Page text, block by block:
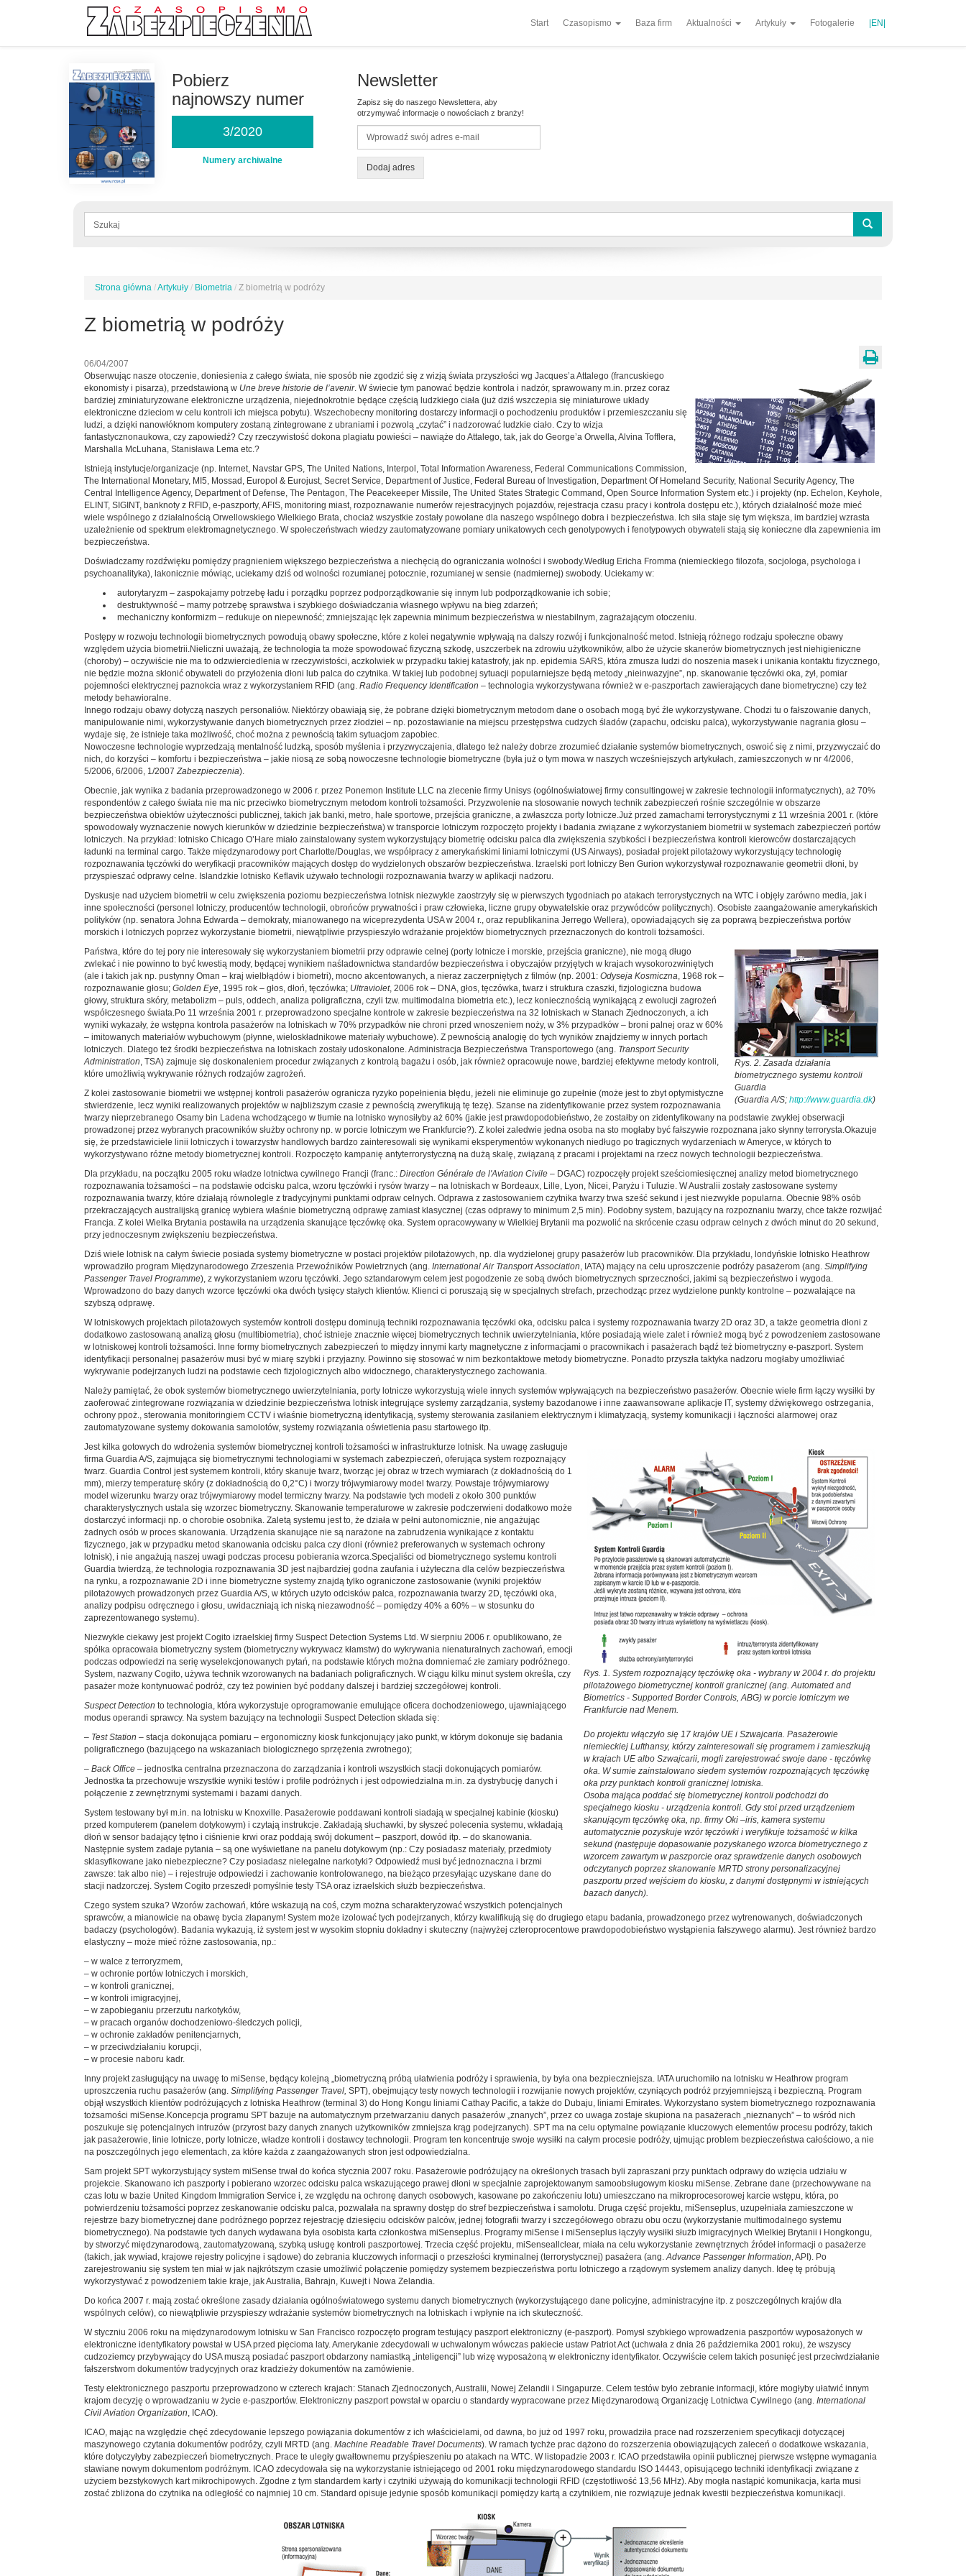
Start Czasopismo Baza firm Aktualności Artykuły Fotogalerie |EN|
Pobierz
najnowszy numer
3/2020
Numery archiwalne
Newsletter
Zapisz się do naszego Newslettera, aby
otrzymywać informacje o nowościach z branży!
Dodaj adres
Formularz
Jesteś
Strona główna /Artykuły / Biometria / Z biometrią w podróży
Z biometrią w podróży
06/04/2007
Obserwując nasze otoczenie, doniesienia z całego świata, nie sposób nie zgodzić się z wizją świata przyszłości wg Jacques’a Attalego (francuskiego
ekonomisty i pisarza), przedstawioną w Une breve historie de l’avenir. W świecie tym panować będzie kontrola i nadzór, sprawowany m.in. przez coraz
bardziej zminiaturyzowane elektroniczne urządzenia, niejednokrotnie będące częścią ludzkiego ciała (już dziś wszczepia się miniaturowe układy
elektroniczne dzieciom w celu kontroli ich miejsca pobytu). Wszechobecny monitoring dostarczy informacji o pochodzeniu produktów i przemieszczaniu się
ludzi, a dzięki nanowłóknom komputery zostaną zintegrowane z ubraniami i pozwolą „czytać” i nadzorować ludzkie ciało. Czy to wizja
fantastycznonaukowa, czy zapowiedź? Czy rzeczywistość dokona plagiatu powieści – nawiąże do Attalego, tak, jak do George’a Orwella, Alvina Tofflera,
Marshalla McLuhana, Stanisława Lema etc.?
Istnieją instytucje/organizacje (np. Internet, Navstar GPS, The United Nations, Interpol, Total Information Awareness, Federal Communications Commission,
The International Monetary, MI5, Mossad, Europol & Eurojust, Secret Service, Department of Justice, Federal Bureau of Investigation, Department Of Homeland Security, National Security Agency, The
Central Intelligence Agency, Department of Defense, The Pentagon, The Peacekeeper Missile, The United States Strategic Command, Open Source Information System etc.) i projekty (np. Echelon, Keyhole,
ELINT, SIGINT, banknoty z RFID, e-paszporty, AFIS, monitoring miast, rozpoznawanie numerów rejestracyjnych pojazdów, rejestracja czasu pracy i kontrola dostępu etc.), których działalność może mieć
wiele wspólnego z działalnością Orwellowskiego Wielkiego Brata, chociaż wszystkie zostały powołane dla naszego wspólnego dobra i bezpieczeństwa. Ich siła staje się tym większa, im bardziej wzrasta
uzależnienie od spektrum elektromagnetycznego. W społeczeństwach wiedzy zautomatyzowane pomiary unikatowych cech genotypowych i fenotypowych obywateli stają się konieczne dla zapewnienia im
bezpieczeństwa.
Doświadczamy rozdźwięku pomiędzy pragnieniem większego bezpieczeństwa a niechęcią do ograniczania wolności i swobody.Według Ericha Fromma (niemieckiego filozofa, socjologa, psychologa i
psychoanalityka), lakonicznie mówiąc, uciekamy dziś od wolności rozumianej potocznie, rozumianej w sensie (nadmiernej) swobody. Uciekamy w:
autorytaryzm – zaspokajamy potrzebę ładu i porządku poprzez podporządkowanie się innym lub podporządkowanie ich sobie;
destruktywność – mamy potrzebę sprawstwa i szybkiego doświadczania własnego wpływu na bieg zdarzeń;
mechaniczny konformizm – redukuje on niepewność; zmniejszając lęk zapewnia minimum bezpieczeństwa w niestabilnym, zagrażającym otoczeniu.
Postępy w rozwoju technologii biometrycznych powodują obawy społeczne, które z kolei negatywnie wpływają na dalszy rozwój i funkcjonalność metod. Istnieją różnego rodzaju społeczne obawy
względem użycia biometrii.Nieliczni uważają, że technologia ta może spowodować fizyczną szkodę, uszczerbek na zdrowiu użytkowników, albo że użycie skanerów biometrycznych jest niehigieniczne
(choroby) – oczywiście nie ma to odzwierciedlenia w rzeczywistości, aczkolwiek w przypadku takiej katastrofy, jak np. epidemia SARS, która zmusza ludzi do noszenia masek i unikania kontaktu fizycznego,
nie będzie można skłonić obywateli do przyłożenia dłoni lub palca do czytnika. W takiej lub podobnej sytuacji popularniejsze będą metody „nieinwazyjne”, np. skanowanie tęczówki oka, żył, pomiar
pojemności elektrycznej paznokcia wraz z wykorzystaniem RFID (ang. Radio Frequency Identification – technologia wykorzystywana również w e-paszportach zawierających dane biometryczne) czy też
metody behawioralne.
Innego rodzaju obawy dotyczą naszych personaliów. Niektórzy obawiają się, że pobrane dzięki biometrycznym metodom dane o osobach mogą być źle wykorzystywane. Chodzi tu o fałszowanie danych,
manipulowanie nimi, wykorzystywanie danych biometrycznych przez złodziei – np. pozostawianie na miejscu przestępstwa cudzych śladów (zapachu, odcisku palca), wykorzystywanie nagrania głosu –
wydaje się, że istnieje taka możliwość, choć można z pewnością takim sytuacjom zapobiec.
Nowoczesne technologie wyprzedzają mentalność ludzką, sposób myślenia i przyzwyczajenia, dlatego też należy dobrze zrozumieć działanie systemów biometrycznych, oswoić się z nimi, przyzwyczaić do
nich, do korzyści – komfortu i bezpieczeństwa – jakie niosą ze sobą nowoczesne technologie biometryczne (była już o tym mowa w naszych wcześniejszych artykułach, zamieszczonych w nr 4/2006,
5/2006, 6/2006, 1/2007Zabezpieczenia).
Obecnie, jak wynika z badania przeprowadzonego w 2006 r. przez Ponemon Institute LLC na zlecenie firmy Unisys (ogólnoświatowej firmy consultingowej w zakresie technologii informatycznych), aż 70%
respondentów z całego świata nie ma nic przeciwko biometrycznym metodom kontroli tożsamości. Przyzwolenie na stosowanie nowych technik zabezpieczeń rośnie szczególnie w obszarze
bezpieczeństwa obiektów użyteczności publicznej, takich jak banki, metro, hale sportowe, przejścia graniczne, a zwłaszcza porty lotnicze.Już przed zamachami terrorystycznymi z 11 września 2001 r. (które
spowodowały wyznaczenie nowych kierunków w dziedzinie bezpieczeństwa) w transporcie lotniczym rozpoczęto projekty i badania związane z wykorzystaniem biometrii w systemach zabezpieczeń portów
lotniczych. Na przykład: lotnisko Chicago O’Hare miało zainstalowany system wykorzystujący biometrię odcisku palca dla zwiększenia szybkości i bezpieczeństwa kontroli kierowców dostarczających
ładunki na terminal cargo. Także międzynarodowy port Charlotte/Douglas, we współpracy z amerykańskimi liniami lotniczymi (US Airways), posiadał projekt pilotażowy wykorzystujący technologię
rozpoznawania tęczówki do weryfikacji pracowników mających dostęp do wydzielonych obszarów bezpieczeństwa. Izraelski port lotniczy Ben Gurion wykorzystywał rozpoznawanie geometrii dłoni, by
przyspieszać odprawy celne. Islandzkie lotnisko Keflavik używało technologii rozpoznawania twarzy w aplikacji nadzoru.
Dyskusje nad użyciem biometrii w celu zwiększenia poziomu bezpieczeństwa lotnisk niezwykle zaostrzyły się w pierwszych tygodniach po atakach terrorystycznych na WTC i objęły zarówno media, jak i
inne społeczności (personel lotniczy, producentów technologii, obrońców prywatności i praw człowieka, liczne grupy obywatelskie oraz przywódców politycznych). Osobiste zaangażowanie amerykańskich
polityków (np. senatora Johna Edwarda – demokraty, mianowanego na wiceprezydenta USA w 2004 r., oraz republikanina Jerrego Wellera), opowiadających się za poprawą bezpieczeństwa portów
morskich i lotniczych poprzez wykorzystanie biometrii, niewątpliwie przyspieszyło wdrażanie projektów biometrycznych przeznaczonych do kontroli tożsamości.
Rys. 2. Zasada działania
biometrycznego systemu kontroli
Guardia
(Guardia A/S; http://www.guardia.dk)
Państwa, które do tej pory nie interesowały się wykorzystaniem biometrii przy odprawie celnej (porty lotnicze i morskie, przejścia graniczne), nie mogą długo
zwlekać i nie powinno to być kwestią mody, będącej wynikiem naśladownictwa standardów bezpieczeństwa i obyczajów przyjętych w krajach wysokorozwiniętych
(ale i takich jak np. pustynny Oman – kraj wielbłądów i biometri), mocno akcentowanych, a nieraz zaczerpniętych z filmów (np. 2001: Odyseja Kosmiczna, 1968 rok –
rozpoznawanie głosu; Golden Eye, 1995 rok – głos, dłoń, tęczówka; Ultraviolet, 2006 rok – DNA, głos, tęczówka, twarz i struktura czaszki, fizjologiczna budowa
głowy, struktura skóry, metabolizm – puls, oddech, analiza poligraficzna, czyli tzw. multimodalna biometria etc.), lecz koniecznością wynikającą z ewolucji zagrożeń
współczesnego świata.Po 11 września 2001 r. przeprowadzono specjalne kontrole w zakresie bezpieczeństwa na 32 lotniskach w Stanach Zjednoczonych, a ich
wyniki wykazały, że wstępna kontrola pasażerów na lotniskach w 70% przypadków nie chroni przed wnoszeniem noży, w 3% przypadków – broni palnej oraz w 60%
– imitowanych materiałów wybuchowym (płynne, wieloskładnikowe materiały wybuchowe). Z pewnością analogię do tych wyników znajdziemy w innych portach
lotniczych. Dlatego też środki bezpieczeństwa na lotniskach zostały udoskonalone. Administracja Bezpieczeństwa Transportowego (ang. Transport Security
Administration, TSA) zajmuje się doskonaleniem procedur związanych z kontrolą bagażu i osób, jak również opracowuje nowe, bardziej efektywne metody kontroli,
które umożliwią wykrywanie różnych rodzajów zagrożeń.
Z kolei zastosowanie biometrii we wstępnej kontroli pasażerów ogranicza ryzyko popełnienia błędu, jeżeli nie eliminuje go zupełnie (może jest to zbyt optymistyczne
stwierdzenie, lecz wyniki realizowanych projektów w najbliższym czasie z pewnością zweryfikują tę tezę). Szanse na zidentyfikowanie przez system rozpoznawania
twarzy nieprzebranego Osamy bin Ladena wchodzącego w tłumie na lotnisko wynosiłyby aż 60% (jakie jest prawdopodobieństwo, że zostałby on zidentyfikowany na podstawie zwykłej obserwacji
prowadzonej przez wybranych pracowników służby ochrony np. w porcie lotniczym we Frankfurcie?). Z kolei zaledwie jedna osoba na sto mogłaby być fałszywie rozpoznana jako słynny terrorysta.Okazuje
się, że przedstawiciele linii lotniczych i towarzystw handlowych bardzo zainteresowali się wynikami eksperymentów wykonanych niedługo po tragicznych wydarzeniach w Ameryce, w których to
wykorzystywano różne metody biometrycznej kontroli. Rozpoczęto kampanię antyterrorystyczną na dużą skalę, związaną z pracami i projektami na rzecz nowych technologii bezpieczeństwa.
Dla przykładu, na początku 2005 roku władze lotnictwa cywilnego Francji (franc.: Direction Générale de l'Aviation Civile – DGAC) rozpoczęły projekt sześciomiesięcznej analizy metod biometrycznego
rozpoznawania tożsamości – na podstawie odcisku palca, wzoru tęczówki i rysów twarzy – na lotniskach w Bordeaux, Lille, Lyon, Nicei, Paryżu i Tuluzie. W Australii zostały zastosowane systemy
rozpoznawania twarzy, które działają równolegle z tradycyjnymi punktami odpraw celnych. Odprawa z zastosowaniem czytnika twarzy trwa sześć sekund i jest niezwykle popularna. Obecnie 98% osób
przekraczających australijską granicę wybiera właśnie biometryczną odprawę zamiast klasycznej (czas odprawy to minimum 2,5 min). Podobny system, bazujący na rozpoznaniu twarzy, chce także rozwijać
Francja. Z kolei Wielka Brytania postawiła na urządzenia skanujące tęczówkę oka. System opracowywany w Wielkiej Brytanii ma pozwolić na skrócenie czasu odpraw celnych z dwóch minut do 20 sekund,
przy jednoczesnym zwiększeniu bezpieczeństwa.
Dziś wiele lotnisk na całym świecie posiada systemy biometryczne w postaci projektów pilotażowych, np. dla wydzielonej grupy pasażerów lub pracowników. Dla przykładu, londyńskie lotnisko Heathrow
wprowadziło program Międzynarodowego Zrzeszenia Przewoźników Powietrznych (ang. International Air Transport Association, IATA) mający na celu uproszczenie podróży pasażerom (ang. Simplifying
Passenger Travel Programme), z wykorzystaniem wzoru tęczówki. Jego sztandarowym celem jest pogodzenie ze sobą dwóch biometrycznych sprzeczności, jakimi są bezpieczeństwo i wygoda.
Wprowadzono do bazy danych wzorce tęczówki oka dwóch tysięcy stałych klientów. Klienci ci poruszają się w specjalnych strefach, przechodząc przez wydzielone punkty kontrolne – pozwalające na
szybszą odprawę.
W lotniskowych projektach pilotażowych systemów kontroli dostępu dominują techniki rozpoznawania tęczówki oka, odcisku palca i systemy rozpoznawania twarzy 2D oraz 3D, a także geometria dłoni z
dodatkowo zastosowaną analizą głosu (multibiometria), choć istnieje znacznie więcej biometrycznych technik uwierzytelniania, które posiadają wiele zalet i również mogą być z powodzeniem zastosowane
w lotniskowej kontroli tożsamości. Inne formy biometrycznych zabezpieczeń to między innymi karty magnetyczne z informacjami o pracownikach i pasażerach bądź też biometryczny e-paszport. System
identyfikacji personalnej pasażerów musi być w miarę szybki i przyjazny. Powinno się stosować w nim bezkontaktowe metody biometryczne. Ponadto przyszła taktyka nadzoru mogłaby umożliwiać
wykrywanie podejrzanych ludzi na podstawie cech fizjologicznych albo widocznego, charakterystycznego zachowania.
Należy pamiętać, że obok systemów biometrycznego uwierzytelniania, porty lotnicze wykorzystują wiele innych systemów wpływających na bezpieczeństwo pasażerów. Obecnie wiele firm łączy wysiłki by
zaoferować zintegrowane rozwiązania w dziedzinie bezpieczeństwa lotnisk integrujące systemy zarządzania, systemy bazodanowe i inne zaawansowane aplikacje IT, systemy dźwiękowego ostrzegania,
ochrony ppoż., sterowania monitoringiem CCTV i właśnie biometryczną identyfikacją, systemy sterowania zasilaniem elektrycznym i klimatyzacją, systemy komunikacji i łączności alarmowej oraz
zautomatyzowane systemy dokowania samolotów, systemy rozwiązania oświetlenia pasu startowego itp.
Rys. 1. System rozpoznający tęczówkę oka - wybrany w 2004 r. do projektu
pilotażowego biometrycznej kontroli granicznej (ang. Automated and
Biometrics - Supported Border Controls, ABG) w porcie lotniczym we
Frankfurcie nad Menem.
Do projektu włączyło się 17 krajów UE i Szwajcaria. Pasażerowie
niemieckiej Lufthansy, którzy zainteresowali się programem i zamieszkują
w krajach UE albo Szwajcarii, mogli zarejestrować swoje dane - tęczówkę
oka. W sumie zainstalowano siedem systemów rozpoznających tęczówkę
oka przy punktach kontroli granicznej lotniska.
Osoba mająca poddać się biometrycznej kontroli podchodzi do
specjalnego kiosku - urządzenia kontroli. Gdy stoi przed urządzeniem
skanującym tęczówkę oka, np. firmy Oki –iris, kamera systemu
automatycznie pozyskuje wzór tęczówki i weryfikuje tożsamość w kilka
sekund (następuje dopasowanie pozyskanego wzorca biometrycznego z
wzorcem zawartym w paszporcie oraz sprawdzenie danych osobowych
odczytanych poprzez skanowanie MRTD strony personalizacyjnej
paszportu przed wejściem do kiosku, z danymi dostępnymi w istniejących
bazach danych).
Jest kilka gotowych do wdrożenia systemów biometrycznej kontroli tożsamości w infrastrukturze lotnisk. Na uwagę zasługuje
firma Guardia A/S, zajmująca się biometrycznymi technologiami w systemach zabezpieczeń, oferująca system rozpoznający
twarz. Guardia Control jest systemem kontroli, który skanuje twarz, tworząc jej obraz w trzech wymiarach (z dokładnością do 1
mm), mierzy temperaturę skóry (z dokładnością do 0,2°C) i tworzy trójwymiarowy model twarzy. Powstaje trójwymiarowy
model wizerunku twarzy oraz trójwymiarowy model termiczny twarzy. Na podstawie tych modeli z około 300 punktów
charakterystycznych ustala się wzorzec biometryczny. Skanowanie temperaturowe w zakresie podczerwieni dodatkowo może
dostarczyć informacji np. o chorobie osobnika. Zaletą systemu jest to, że działa w pełni autonomicznie, nie angażując
żadnych osób w proces skanowania. Urządzenia skanujące nie są narażone na zabrudzenia wynikające z kontaktu
fizycznego, jak w przypadku metod skanowania odcisku palca czy dłoni (również preferowanych w systemach ochrony
lotnisk), i nie angażują naszej uwagi podczas procesu pobierania wzorca.Specjaliści od biometrycznego systemu kontroli
Guardia twierdzą, że technologia rozpoznawania 3D jest najbardziej godna zaufania i użyteczna dla celów bezpieczeństwa
na rynku, a rozpoznawanie 2D i inne biometryczne systemy znajdą tylko ograniczone zastosowanie (wyniki projektów
pilotażowych prowadzonych przez Guardia A/S, w których użyto odcisków palca, rozpoznawania twarzy 2D, tęczówki oka,
analizy podpisu odręcznego i głosu, uwidaczniają ich niską niezawodność – pomiędzy 40% a 60% – w stosunku do
zaprezentowanego systemu).
Niezwykle ciekawy jest projekt Cogito izraelskiej firmy Suspect Detection Systems Ltd. W sierpniu 2006 r. opublikowano, że
spółka opracowała biometryczny system (biometryczny wykrywacz kłamstw) do wykrywania nienaturalnych zachowań, emocji
podczas odpowiedzi na serię wyselekcjonowanych pytań, na podstawie których można domniemać złe zamiary podróżnego.
System, nazwany Cogito, używa technik wzorowanych na badaniach poligraficznych. W ciągu kilku minut system określa, czy
pasażer może kontynuować podróż, czy też powinien być poddany dalszej i bardziej szczegółowej kontroli.
Suspect Detection to technologia, która wykorzystuje oprogramowanie emulujące oficera dochodzeniowego, ujawniającego
modus operandi sprawcy. Na system bazujący na technologii Suspect Detection składa się:
– Test Station – stacja dokonująca pomiaru – ergonomiczny kiosk funkcjonujący jako punkt, w którym dokonuje się badania
poligraficznego (bazującego na wskazaniach biologicznego sprzężenia zwrotnego);
– Back Office – jednostka centralna przeznaczona do zarządzania i kontroli wszystkich stacji dokonujących pomiarów.
Jednostka ta przechowuje wszystkie wyniki testów i profile podróżnych i jest odpowiedzialna m.in. za dystrybucję danych i
połączenie z zewnętrznymi systemami i bazami danych.
System testowany był m.in. na lotnisku w Knoxville. Pasażerowie poddawani kontroli siadają w specjalnej kabinie (kiosku)
przed komputerem (panelem dotykowym) i czytają instrukcje. Zakładają słuchawki, by słyszeć polecenia systemu, wkładają
dłoń w sensor badający tętno i ciśnienie krwi oraz poddają swój dokument – paszport, dowód itp. – do skanowania.
Następnie system zadaje pytania – są one wyświetlane na panelu dotykowym (np.: Czy posiadasz materiały, przedmioty
sklasyfikowane jako niebezpieczne? Czy posiadasz nielegalne narkotyki? Odpowiedź musi być jednoznaczna i brzmi
zawsze: tak albo nie) – i rejestruje odpowiedzi i zachowanie kontrolowanego, na bieżąco przesyłając uzyskane dane do
stacji nadzorczej. System Cogito przeszedł pomyślnie testy TSA oraz izraelskich służb bezpieczeństwa.
Czego system szuka? Wzorów zachowań, które wskazują na coś, czym można scharakteryzować wszystkich potencjalnych
sprawców, a mianowicie na obawę bycia złapanym! System może izolować tych podejrzanych, którzy kwalifikują się do drugiego etapu badania, prowadzonego przez wytrenowanych, doświadczonych
badaczy (psychologów). Badania wykazują, iż system jest w wysokim stopniu dokładny i skuteczny (najwyżej czteroprocentowe prawdopodobieństwo wystąpienia fałszywego alarmu). Jest również bardzo
elastyczny – może mieć różne zastosowania, np.:
– w walce z terroryzmem,
– w ochronie portów lotniczych i morskich,
– w kontroli granicznej,
– w kontroli imigracyjnej,
– w zapobieganiu przerzutu narkotyków,
– w pracach organów dochodzeniowo-śledczych policji,
– w ochronie zakładów penitencjarnych,
– w przeciwdziałaniu korupcji,
– w procesie naboru kadr.
Inny projekt zasługujący na uwagę to miSense, będący kolejną „biometryczną próbą ułatwienia podróży i sprawienia, by była ona bezpieczniejsza. IATA uruchomiło na lotnisku w Heathrow program
uproszczenia ruchu pasażerów (ang. Simplifying Passenger Travel, SPT), obejmujący testy nowych technologii i rozwijanie nowych projektów, czyniących podróż przyjemniejszą i bezpieczną. Program
objął wszystkich klientów podróżujących z lotniska Heathrow (terminal 3) do Hong Kongu liniami Cathay Pacific, a także do Dubaju, liniami Emirates. Wykorzystano system biometrycznego rozpoznawania
tożsamości miSense.Koncepcja programu SPT bazuje na automatycznym przetwarzaniu danych pasażerów „znanych”, przez co uwaga zostaje skupiona na pasażerach „nieznanych” – to wśród nich
poszukuje się potencjalnych intruzów (przyrost bazy danych znanych użytkowników zmniejsza krąg podejrzanych). SPT ma na celu optymalne powiązanie kluczowych elementów procesu podróży, takich
jak pasażerowie, linie lotnicze, porty lotnicze, władze kontroli i dostawcy technologii. Program ten koncentruje swoje wysiłki na całym procesie podróży, ujmując problem bezpieczeństwa całościowo, a nie
na poszczególnych jego elementach, za które każda z zaangażowanych stron jest odpowiedzialna.
Sam projekt SPT wykorzystujący system miSense trwał do końca stycznia 2007 roku. Pasażerowie podróżujący na określonych trasach byli zapraszani przy punktach odprawy do wzięcia udziału w
projekcie. Skanowano ich paszporty i pobierano wzorzec odcisku palca wskazującego prawej dłoni w specjalnie zaprojektowanym samoobsługowym kiosku miSense. Zebrane dane (przechowywane na
czas lotu w bazie United Kingdom Immigration Service i, ze względu na ochronę danych osobowych, kasowane po zakończeniu lotu) umieszczano na mikroprocesorowej karcie wstępu, która, po
potwierdzeniu tożsamości poprzez zeskanowanie odcisku palca, pozwalała na sprawny dostęp do stref bezpieczeństwa i samolotu. Druga część projektu, miSenseplus, uzupełniała zamieszczone w
rejestrze bazy biometrycznej dane podróżnego poprzez rejestrację dziesięciu odcisków palców, jednej fotografii twarzy i szczegółowego obrazu obu oczu (wykorzystanie multimodalnego systemu
biometrycznego). Na podstawie tych danych wydawana była osobista karta członkostwa miSenseplus. Programy miSense i miSenseplus łączyły wysiłki służb imigracyjnych Wielkiej Brytanii i Hongkongu,
by stworzyć międzynarodową, zautomatyzowaną, szybką usługę kontroli paszportowej. Trzecia część projektu, miSenseallclear, miała na celu wykorzystanie zewnętrznych źródeł informacji o pasażerze
(takich, jak wywiad, krajowe rejestry policyjne i sądowe) do zebrania kluczowych informacji o przeszłości kryminalnej (terrorystycznej) pasażera (ang.Advance Passenger Information, API). Po
zarejestrowaniu się system ten miał w jak najkrótszym czasie umożliwić połączenie pomiędzy systemem bezpieczeństwa portu lotniczego a rządowym systemem analizy danych. Ideę tę próbują
wykorzystywać z powodzeniem takie kraje, jak Australia, Bahrajn, Kuwejt i Nowa Zelandia.
Do końca 2007 r. mają zostać określone zasady działania ogólnoświatowego systemu danych biometrycznych (wykorzystującego dane policyjne, administracyjne itp. z poszczególnych krajów dla
wspólnych celów), co niewątpliwie przyspieszy wdrażanie systemów biometrycznych na lotniskach i wpłynie na ich skuteczność.
W styczniu 2006 roku na międzynarodowym lotnisku w San Francisco rozpoczęto program testujący paszport elektroniczny (e-paszport). Pomysł szybkiego wprowadzenia paszportów wyposażonych w
elektroniczne identyfikatory powstał w USA przed pięcioma laty. Amerykanie zdecydowali w uchwalonym wówczas pakiecie ustaw Patriot Act (uchwała z dnia 26 października 2001 roku), że wszyscy
cudzoziemcy przybywający do USA muszą posiadać paszport obdarzony namiastką „inteligencji” lub wizę wyposażoną w elektroniczny identyfikator. Oczywiście celem takich posunięć jest przeciwdziałanie
fałszerstwom dokumentów tradycyjnych oraz kradzieży dokumentów na zamówienie.
Testy elektronicznego paszportu przeprowadzono w czterech krajach: Stanach Zjednoczonych, Australii, Nowej Zelandii i Singapurze. Celem testów było zebranie informacji, które mogłyby ułatwić innym
krajom decyzję o wprowadzaniu w życie e-paszportów. Elektroniczny paszport powstał w oparciu o standardy wypracowane przez Międzynarodową Organizację Lotnictwa Cywilnego (ang. International
Civil Aviation Organization, ICAO).
ICAO, mając na względzie chęć zdecydowanie lepszego powiązania dokumentów z ich właścicielami, od dawna, bo już od 1997 roku, prowadziła prace nad rozszerzeniem specyfikacji dotyczącej
maszynowego czytania dokumentów podróży, czyli MRTD (ang. Machine Readable Travel Documents). W ramach tychże prac dążono do rozszerzenia obowiązujących zaleceń o dodatkowe wskazania,
które dotyczyłyby zabezpieczeń biometrycznych. Prace te uległy gwałtownemu przyśpieszeniu po atakach na WTC. W listopadzie 2003 r. ICAO przedstawiła opinii publicznej pierwsze wstępne wymagania
stawiane nowym dokumentom podróżnym. ICAO zdecydowała się na wykorzystanie istniejącego od 2001 roku międzynarodowego standardu ISO 14443, opisującego techniki identyfikacji związane z
użyciem bezstykowych kart mikrochipowych. Zgodne z tym standardem karty i czytniki używają do komunikacji technologii RFID (częstotliwość 13,56 MHz). Aby mogła nastąpić komunikacja, karta musi
zostać zbliżona do czytnika na odległość co najmniej 10 cm. Standard opisuje jedynie sposób komunikacji pomiędzy kartą a czytnikiem, nie rozwiązuje jednak kwestii bezpieczeństwa komunikacji.